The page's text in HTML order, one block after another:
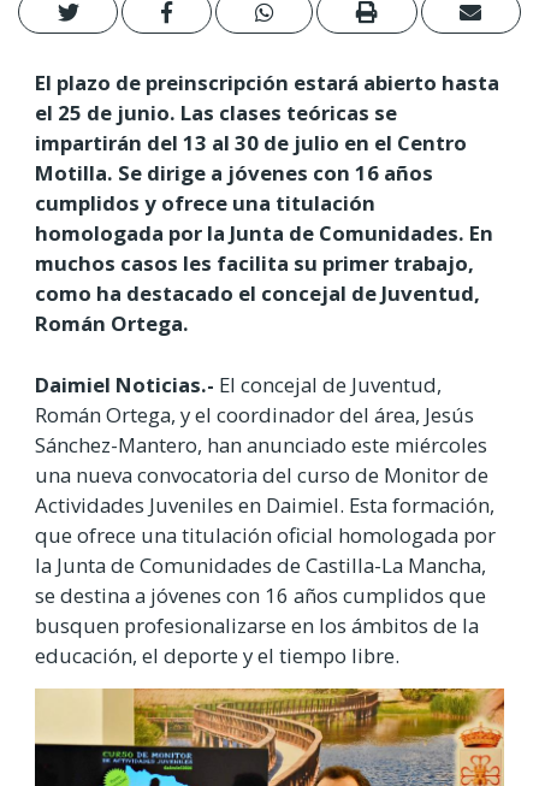
El plazo de preinscripción estará abierto hasta
el 25 de junio. Las clases teóricas se
impartirán del 13 al 30 de julio en el Centro
Motilla. Se dirige a jóvenes con 16 años
cumplidos y ofrece una titulación
homologada por la Junta de Comunidades. En
muchos casos les facilita su primer trabajo,
como ha destacado el concejal de Juventud,
Román Ortega.
Daimiel Noticias.- El concejal de Juventud,
Román Ortega, y el coordinador del área, Jesús
Sánchez-Mantero, han anunciado este miércoles
una nueva convocatoria del curso de Monitor de
Actividades Juveniles en Daimiel. Esta formación,
que ofrece una titulación oficial homologada por
la Junta de Comunidades de Castilla-La Mancha,
se destina a jóvenes con 16 años cumplidos que
busquen profesionalizarse en los ámbitos de la
educación, el deporte y el tiempo libre.